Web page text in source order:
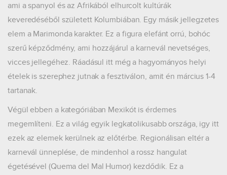
ami a spanyol és az Afrikából elhurcolt kultúrák
keveredéséből született Kolumbiában. Egy másik jellegzetes
elem a Marimonda karakter. Ez a figura elefánt orrú, bohóc
szerű képződmény, ami hozzájárul a karnevál nevetséges,
vicces jellegéhez. Ráadásul itt még a hagyományos helyi
ételek is szerephez jutnak a fesztiválon, amit én március 1-4
tartanak.
Végül ebben a kategóriában Mexikót is érdemes
megemlíteni. Ez a világ egyik legkatolikusabb országa, igy itt
ezek az elemek kerülnek az előtérbe. Regionálisan eltér a
karnevál ünneplése, de mindenhol a rossz hangulat
égetésével (Quema del Mal Humor) kezdődik. Ez a